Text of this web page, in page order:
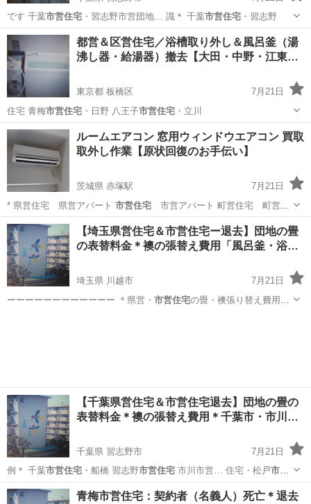
です 千葉市営住宅 ・習志野市営団地… 識＊ 千葉市営住宅・習志野
千葉 習志野市 リサイクルショップ 市営住宅
都営＆区営住宅／浴槽取り外し＆風呂釜（湯
沸し器・給湯器）撤去【大田・中野・江東…
東京都 板橋区
7月21日
住宅 青梅市営住宅・日野 八王子市営住宅・立川
東京 板橋区 風呂釜
ルームエアコン 窓用ウィンドウエアコン 買取
取外し作業【原状回復のお手伝い】
茨城県 赤塚駅
7月21日
* 県営住宅 県営アパート 市営住宅市営アパート 町営住宅 町営ア
パ…
茨城 水戸市 赤塚駅 リサイクルショップ 買取
【埼玉県営住宅＆市営住宅ー退去】団地の畳
の表替料金＊襖の張替え費用「風呂釜・浴…
埼玉県 川越市
7月21日
ーーーーーーーーーーーー ＊県営・ 市営住宅の畳・襖張り替え費用
【千葉県営住宅＆市営住宅退去】団地の畳の
表替料金＊襖の張替え費用＊千葉市・市川…
千葉県 習志野市
7月21日
例＊ 千葉市営住宅・船橋 習志野市営住宅 市川市営… 住宅・松戸市営
住宅
・八千代 四街道市営住宅・浦安
千葉 習志野市 便利屋 市営住宅
青梅市営住宅：契約者（名義人）死亡＊退去